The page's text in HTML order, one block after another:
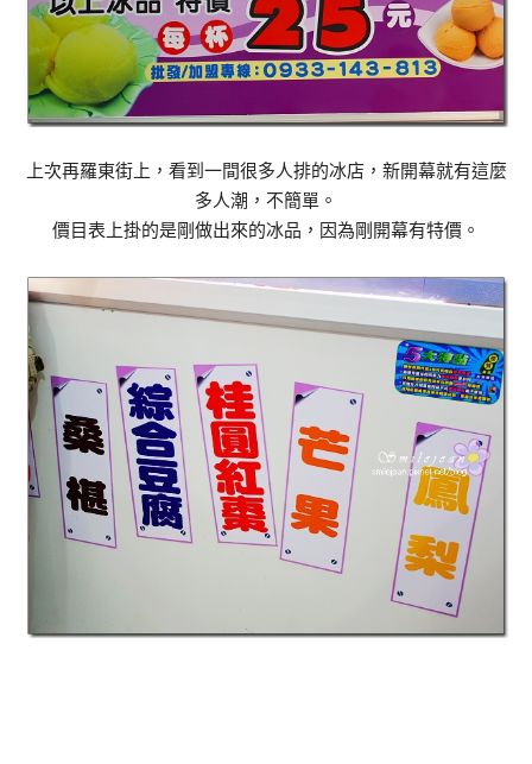
上次再羅東街上，看到一間很多人排的冰店，新開幕就有這麼
多人潮，不簡單。
價目表上掛的是剛做出來的冰品，因為剛開幕有特價。